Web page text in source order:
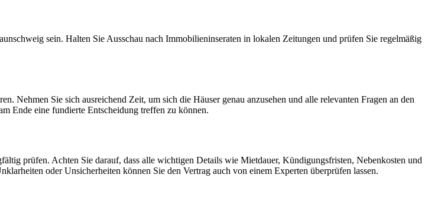
sein. Halten Sie Ausschau nach Immobilieninseraten in lokalen Zeitungen und prüfen Sie regelmäßig
Nehmen Sie sich ausreichend Zeit, um sich die Häuser genau anzusehen und alle relevanten Fragen an den
Ende eine fundierte Entscheidung treffen zu können.
prüfen. Achten Sie darauf, dass alle wichtigen Details wie Mietdauer, Kündigungsfristen, Nebenkosten und
oder Unsicherheiten können Sie den Vertrag auch von einem Experten überprüfen lassen.